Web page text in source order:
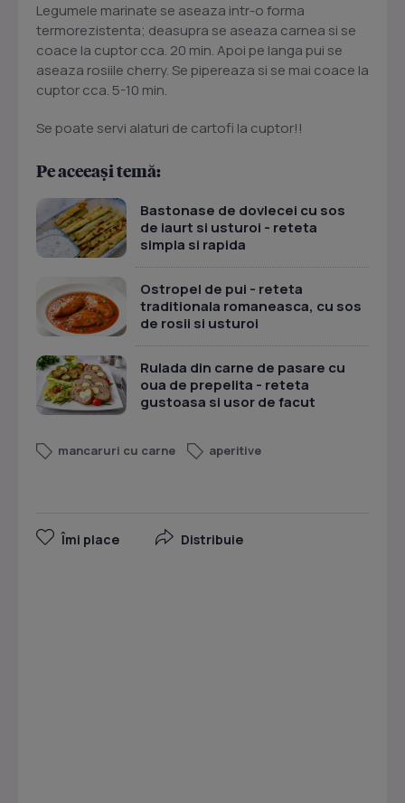
Legumele marinate se aseaza intr-o forma
termorezistenta; deasupra se aseaza carnea si se
coace la cuptor cca. 20 min. Apoi pe langa pui se
aseaza rosiile cherry. Se pipereaza si se mai coace la
cuptor cca. 5-10 min.
Se poate servi alaturi de cartofi la cuptor!!
Pe aceeași temă:
Bastonase de dovlecei cu sos
de iaurt si usturoi - reteta
simpla si rapida
Ostropel de pui - reteta
traditionala romaneasca, cu sos
de rosii si usturoi
Rulada din carne de pasare cu
oua de prepelita - reteta
gustoasa si usor de facut
mancaruri cu carne aperitive
Îmi place Distribuie